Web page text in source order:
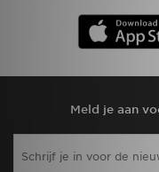
Meld je aan
Klantenservice
Vacatures